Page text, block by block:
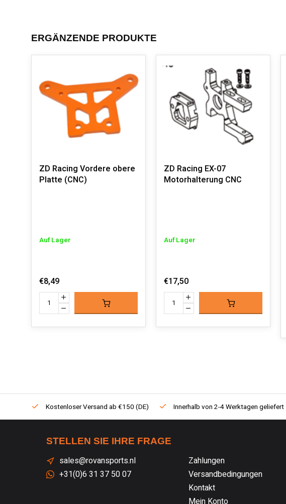
ERGÄNZENDE PRODUKTE
ZD Racing Vordere obere
Platte (CNC)
Auf Lager
€8,49
ZD Racing EX-07
Motorhalterung CNC
Auf Lager
€17,50
Kostenloser Versand ab €150 (DE) Innerhalb von 2-4 Werktagen geliefert
STELLEN SIE IHRE FRAGE
sales@rovansports.nl
+31(0)6 31 37 50 07
Zahlungen
Versandbedingungen
Kontakt
Mein Konto